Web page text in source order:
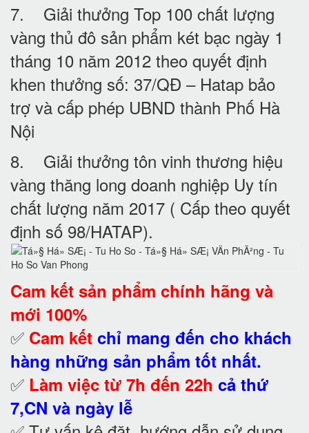
7. Giải thưởng Top 100 chất lượng
vàng thủ đô sản phẩm két bạc ngày 1
tháng 10 năm 2012 theo quyết định
khen thưởng số: 37/QĐ – Hatap bảo
trợ và cấp phép UBND thành Phố Hà
Nội
8. Giải thưởng tôn vinh thương hiệu
vàng thăng long doanh nghiệp Uy tín
chất lượng năm 2017 ( Cấp theo quyết
định số 98/HATAP).
Cam kết sản phẩm chính hãng và
mới 100%
✅ Cam kết chỉ mang đến cho khách
hàng những sản phẩm tốt nhất.
✅ Làm việc từ 7h đến 22h cả thứ
7,CN và ngày lễ